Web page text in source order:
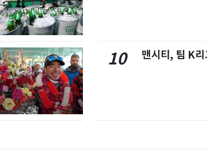
10 맨시티, 팀 K